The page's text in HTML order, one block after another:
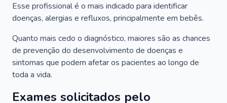
Esse profissional é o mais indicado para identificar
doenças, alergias e refluxos, principalmente em bebês.
Quanto mais cedo o diagnóstico, maiores são as chances
de prevenção do desenvolvimento de doenças e
sintomas que podem afetar os pacientes ao longo de
toda a vida.
Exames solicitados pelo